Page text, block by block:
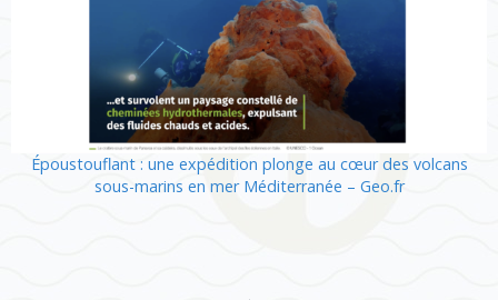
Époustouflant : une expédition plonge au cœur des volcans
sous-marins en mer Méditerranée – Geo.fr